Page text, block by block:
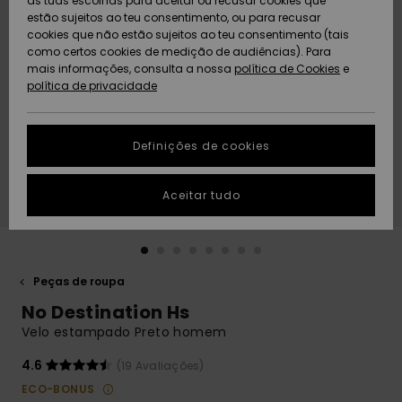
Artigos
recém-
chegados
Coleções
Artigos
recém-
chegados
Highlights
Community
AJUDA
Protecção de
dados
Guia de
tamanhos
conversa para
obteres a
resposta mais
conversa
respostas
para as
SUSTAINABILITY
PRESENTE
DESEJO
Peças de roupa
No Destination Hs
Velo estampado Preto homem
4.6
(19 Avaliações)
ECO-BONUS
estão sujeitos ao teu consentimento, ou para recusar
cookies que não estão sujeitos ao teu consentimento (tais
como certos cookies de medição de audiências). Para
mais informações, consulta a nossa política de Cookies e
política de privacidade
Definições de cookies
Aceitar tudo